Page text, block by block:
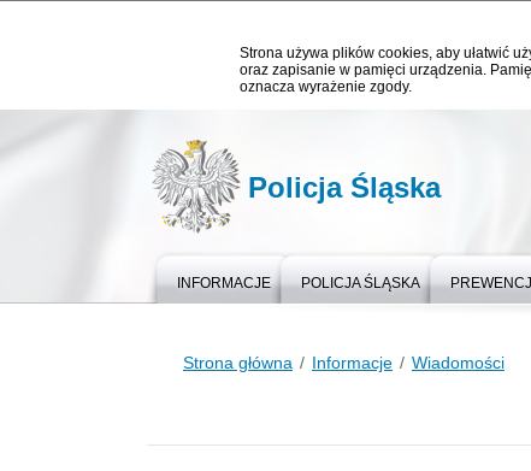
Strona używa plików cookies, aby ułatwić
oraz zapisanie w pamięci urządzenia.
oznacza wyrażenie zgody.
Policja Śląska
INFORMACJE POLICJA ŚLĄSKA
Strona główna Informacje Wiadomości